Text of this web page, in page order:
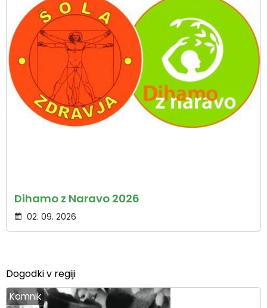
Dihamo z Naravo 2026
02. 09. 2026
Dogodki v regiji
Kamnik